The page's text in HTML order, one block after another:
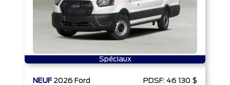
Spéciaux
NEUF 2026 Ford PDSF: 46 130 $